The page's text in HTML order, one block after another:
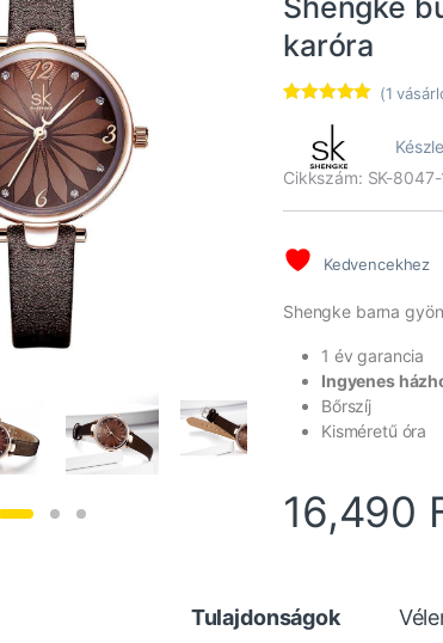
Shengke
karóra
értékelés
alapján
(1
Cikkszám: SK-8047-
Kedvencekhez
Shengke barna
1 év garancia
Ingyenes
Bőrszíj
Kisméretű óra
16,490
Tulajdonságok